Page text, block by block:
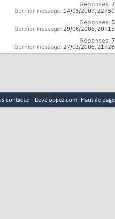
Réponses: 7
Dernier message: 14/03/2007, 22h50
Réponses: 5
Dernier message: 29/06/2006, 20h15
Réponses: 7
Dernier message: 27/02/2006, 21h26
contacter Developpez.com Haut de page